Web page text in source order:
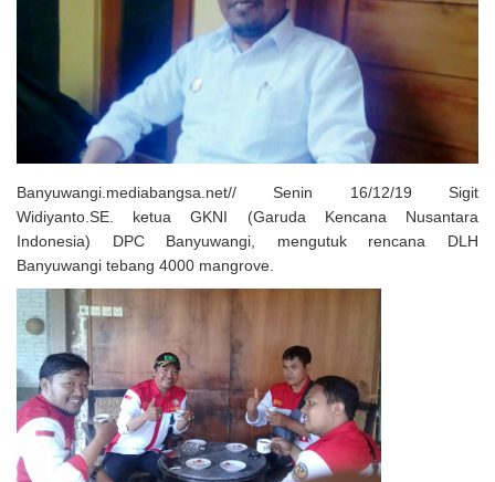
Uji Coba Program NADI JKN
Banyuwangi.mediabangsa.net// Senin 16/12/19 Sigit
Widiyanto.SE. ketua GKNI (Garuda Kencana Nusantara
Indonesia) DPC Banyuwangi, mengutuk rencana DLH
Banyuwangi tebang 4000 mangrove.